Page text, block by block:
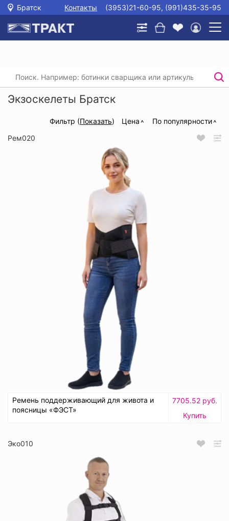
Братск Контакты (3953)21-60-95, (991)435-35-95
Главная / /
Экзоскелеты Братск
Фильтр (Показать) Цена
По популярности
Рем020
Ремень поддерживающий для живота и
поясницы «ФЭСТ»
7705.52 руб.
Купить
Эко010